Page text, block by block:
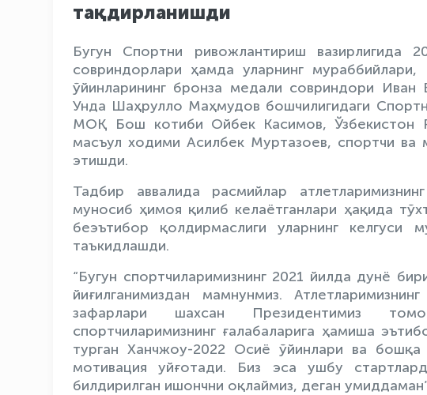
тақдирланишди
Бугун Спортни ривожлантириш вазирлигида
совриндорлари ҳамда уларнинг
ўйинларининг бронза медали совриндори
Унда Шаҳрулло Маҳмудов бошчилигидаги
МОҚ Бош котиби Ойбек Касимов, Ўзбекистон
масъул ходими Асилбек Муртазоев, спортчи
этишди.
Тадбир аввалида расмийлар
муносиб ҳимоя қилиб келаётганлари ҳақида
беэътибор қолдирмаслиги уларнинг келгуси
таъкидлашди.
“Бугун спортчиларимизнинг 2021 йилда дунё
йиғилганимиздан мамнунмиз.
зафарлари шахсан Президентимиз
спортчиларимизнинг ғалабаларига ҳамиша
турган Ханчжоу-2022 Осиё ўйинлари ва
мотивация уйғотади. Биз эса ушбу
билдирилган ишончни оқлаймиз, деган